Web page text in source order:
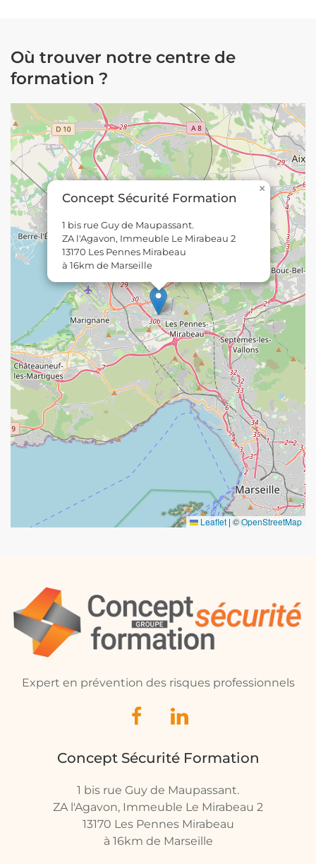
Où trouver notre centre de
formation ?
Concept Sécurité Formation
1 bis rue Guy de Maupassant.
ZA l'Agavon, Immeuble Le Mirabeau 2
13170 Les Pennes Mirabeau
à 16km de Marseille
×
Leaflet | ©OpenStreetMap
Expert en prévention des risques professionnels
Concept Sécurité Formation
1 bis rue Guy de Maupassant.
ZA l'Agavon, Immeuble Le Mirabeau 2
13170 Les Pennes Mirabeau
à 16km de Marseille